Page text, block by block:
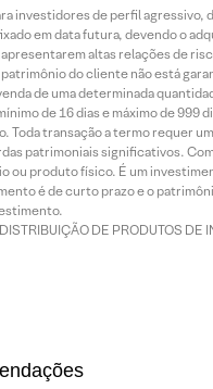
investidores de perfil
em data futura, devendo o
altas relações de
do cliente não está
de uma determinada
de 16 dias e máximo de 999
transação a termo requer
patrimoniais significativos.
ou produto físico. É um
é de curto prazo e o
DE PRODUTOS DE